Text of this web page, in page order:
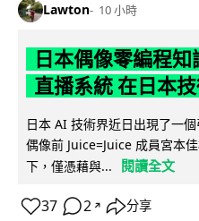
Lawton 10 小時
日本偶像零編程
直播系統 在日本
日本 AI 技術界近日出現了一
偶像前 Juice=Juice 成員宮本
下，僅憑藉與...
閱讀全文
37 2 ↗ 分享